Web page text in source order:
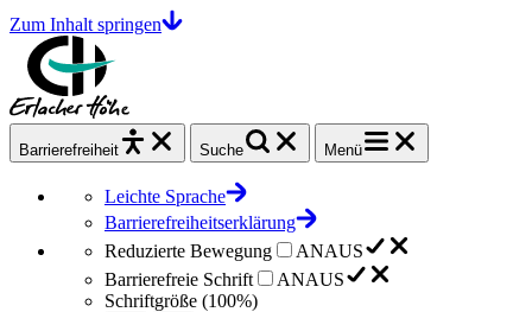
Zum Inhalt springen
Barrierefrei heit Suche Menü
Leichte Sprache
Barrierefreiheitserklärung
Reduzierte Bewegung
ANAUS
Barrierefreie Schrift
ANAUS
Schriftgröße (100%)